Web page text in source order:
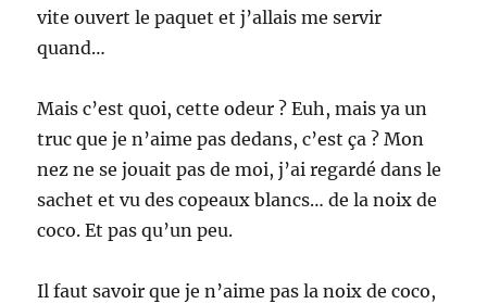
vite ouvert le paquet et j’allais me servir
quand…
Mais c’est quoi, cette odeur ? Euh, mais ya un
truc que je n’aime pas dedans, c’est ça ? Mon
nez ne se jouait pas de moi, j’ai regardé dans le
sachet et vu des copeaux blancs… de la noix de
coco. Et pas qu’un peu.
Il faut savoir que je n’aime pas la noix de coco,